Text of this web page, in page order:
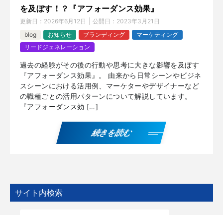
を及ぼす！？『アフォーダンス効果』
更新日： 2026年6月12日 公開日： 2023年3月21日
blog
お知らせ ブランディング
マーケティング
リードジェネレーション
過去の経験がその後の行動や思考に大きな影響を及ぼす
『アフォーダンス効果』。 由来から日常シーンやビジネ
スシーンにおける活用例、マーケターやデザイナーなど
の職種ごとの活用パターンについて解説しています。
『アフォーダンス効 […]
続きを読む
サイト内検索